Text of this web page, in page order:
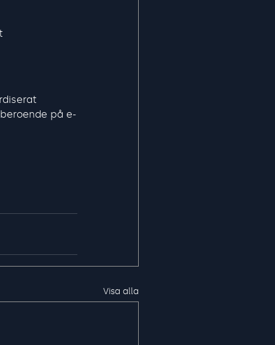
på e-
Visa alla